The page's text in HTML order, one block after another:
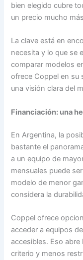
bien elegido cubre
un precio mucho
La clave está en
necesita y lo que se
comparar modelos
ofrece Coppel en su
una visión clara del
Financiación: una
En Argentina, la
bastante el
a un equipo de
mensuales puede
modelo de menor
considera la
Coppel ofrece
acceder a equipos
accesibles. Eso
criterio y menos